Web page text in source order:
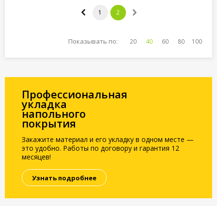
1 2
Показывать по: 20 40 60 80 100
Профессиональная
укладка
напольного
покрытия
Закажите материал и его укладку в одном месте —
это удобно. Работы по договору и гарантия 12
месяцев!
Узнать подробнее